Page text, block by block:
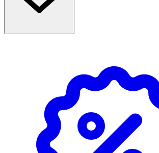
Shaving Foam.
Förvaras i rumstemperatur
Ingredienser:Aqua, Caprylic/Capric
Naringenin, Chelidonine, Carbomer,
Glutamate Diacetate, Potassium
Phenoxyethanol.